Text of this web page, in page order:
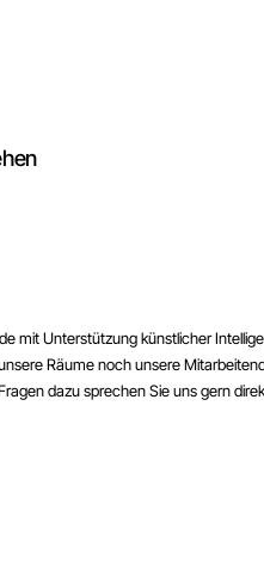
mit Unterstützung künstlicher
Räume noch unsere
dazu sprechen Sie uns gern